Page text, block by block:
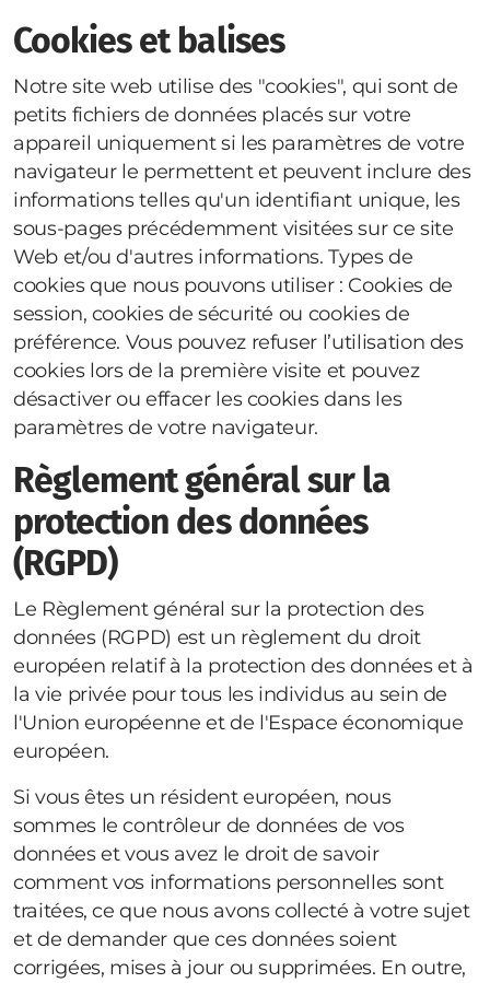
Cookies et balises
Notre site web utilise des "cookies", qui sont de
petits fichiers de données placés sur votre
appareil uniquement si les paramètres de votre
navigateur le permettent et peuvent inclure des
informations telles qu'un identifiant unique, les
sous-pages précédemment visitées sur ce site
Web et/ou d'autres informations. Types de
cookies que nous pouvons utiliser : Cookies de
session, cookies de sécurité ou cookies de
préférence. Vous pouvez refuser l’utilisation des
cookies lors de la première visite et pouvez
désactiver ou effacer les cookies dans les
paramètres de votre navigateur.
Règlement général sur la
protection des données
(RGPD)
Le Règlement général sur la protection des
données (RGPD) est un règlement du droit
européen relatif à la protection des données et à
la vie privée pour tous les individus au sein de
l'Union européenne et de l'Espace économique
européen.
Si vous êtes un résident européen, nous
sommes le contrôleur de données de vos
données et vous avez le droit de savoir
comment vos informations personnelles sont
traitées, ce que nous avons collecté à votre sujet
et de demander que ces données soient
corrigées, mises à jour ou supprimées. En outre,